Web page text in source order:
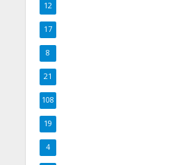
12
17
8
21
108
19
4